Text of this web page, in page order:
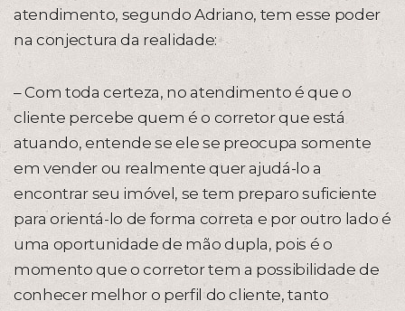
atendimento, segundo Adriano, tem esse poder
na conjectura da realidade:
– Com toda certeza, no atendimento é que o
cliente percebe quem é o corretor que está
atuando, entende se ele se preocupa somente
em vender ou realmente quer ajudá-lo a
encontrar seu imóvel, se tem preparo suficiente
para orientá-lo de forma correta e por outro lado é
uma oportunidade de mão dupla, pois é o
momento que o corretor tem a possibilidade de
conhecer melhor o perfil do cliente, tanto